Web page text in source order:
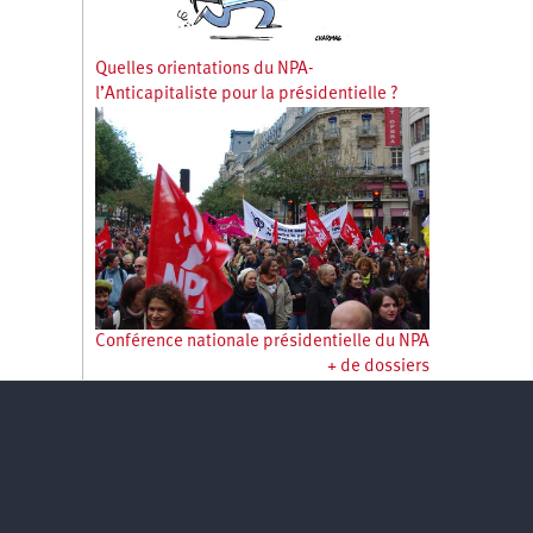
Quelles orientations du NPA-
l’Anticapitaliste pour la présidentielle ?
Conférence nationale présidentielle du NPA
+ de dossiers